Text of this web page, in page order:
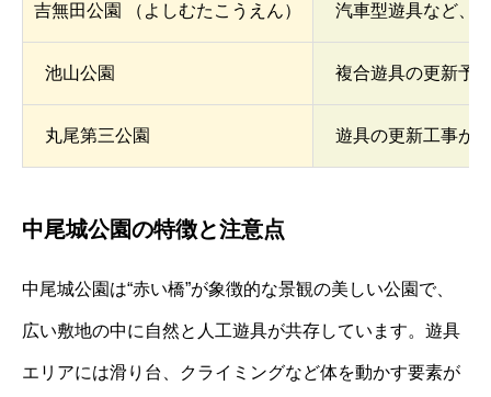
吉無田公園 （よしむたこうえん） 汽車型遊具など、
池山公園 複合遊具の更新予
丸尾第三公園 遊具の更新工事が
中尾城公園の特徴と注意点
中尾城公園は“赤い橋”が象徴的な景観の美しい公園で、
広い敷地の中に自然と人工遊具が共存しています。遊具
エリアには滑り台、クライミングなど体を動かす要素が